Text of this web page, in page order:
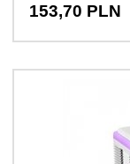
153,70 PLN